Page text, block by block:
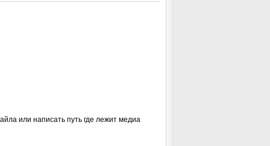
или написать путь где лежит медиа